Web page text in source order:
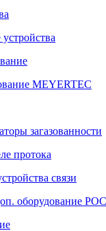
MEYERTEC
загазованности
протока
связи
оборудование